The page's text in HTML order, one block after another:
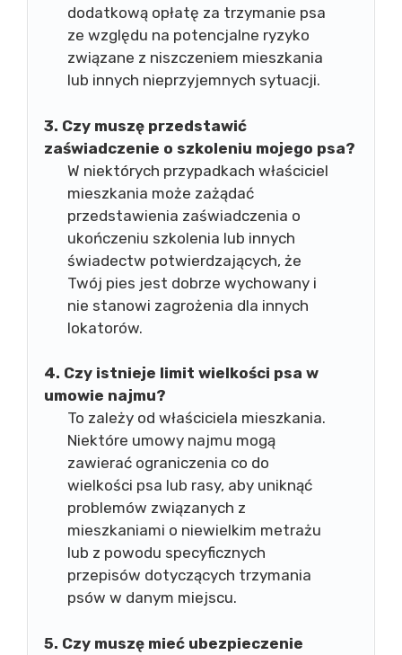
dodatkową opłatę za trzymanie psa
ze względu na potencjalne ryzyko
związane z niszczeniem mieszkania
lub innych nieprzyjemnych sytuacji.
3. Czy muszę przedstawić
zaświadczenie o szkoleniu mojego psa?
W niektórych przypadkach właściciel
mieszkania może zażądać
przedstawienia zaświadczenia o
ukończeniu szkolenia lub innych
świadectw potwierdzających, że
Twój pies jest dobrze wychowany i
nie stanowi zagrożenia dla innych
lokatorów.
4. Czy istnieje limit wielkości psa w
umowie najmu?
To zależy od właściciela mieszkania.
Niektóre umowy najmu mogą
zawierać ograniczenia co do
wielkości psa lub rasy, aby uniknąć
problemów związanych z
mieszkaniami o niewielkim metrażu
lub z powodu specyficznych
przepisów dotyczących trzymania
psów w danym miejscu.
5. Czy muszę mieć ubezpieczenie